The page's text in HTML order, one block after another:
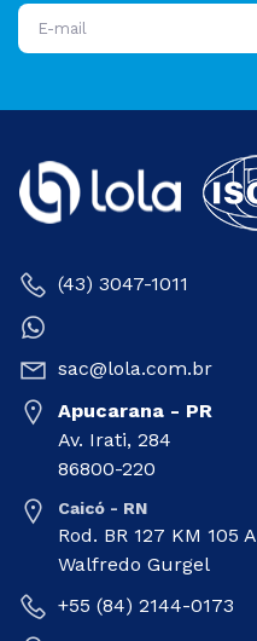
(43) 3047-1011
sac@lola.com.br
Apucarana - PR
Av. Irati, 284
86800-220
Caicó - RN
Rod. BR 127 KM 105
Walfredo Gurgel
+55 (84) 2144-0173